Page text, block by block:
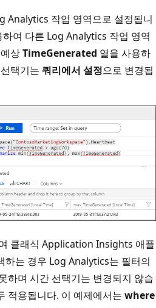
Analytics 작업 영역으로 설정됩니
하여 다른 Log Analytics 작업 영역
상TimeGenerated 열을 사용하
택기는 쿼리에서 설정으로 변경됩
클래식 Application Insights 애플
하는 경우 Log Analytics는 필터의
하며 시간 선택기는 변경되지 않습
적용됩니다. 이 예제에서는 where